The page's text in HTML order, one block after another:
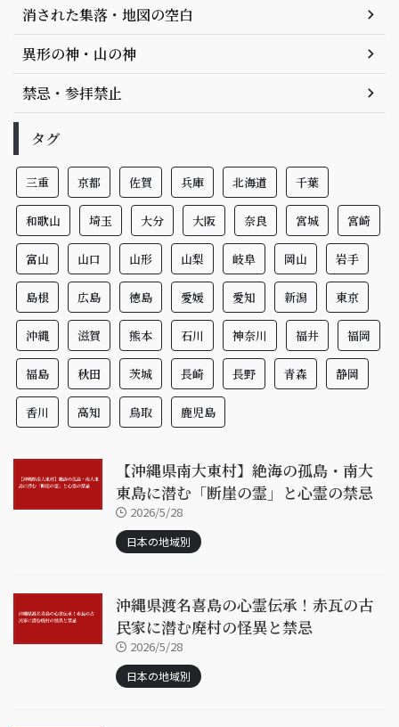
消された集落・地図の空白
異形の神・山の神
禁忌・参拝禁止
タグ
三重 京都 佐賀 兵庫 北海道 千葉
和歌山 埼玉 大分 大阪 奈良 宮城 宮崎
富山 山口 山形 山梨 岐阜 岡山 岩手
島根 広島 徳島 愛媛 愛知 新潟 東京
沖縄 滋賀 熊本 石川 神奈川 福井 福岡
福島 秋田 茨城 長崎 長野 青森 静岡
香川 高知 鳥取 鹿児島
【沖縄県南大東村】絶海の孤島・南大
東島に潜む「断崖の霊」と心霊の禁忌
2026/5/28
日本の地域別
沖縄県渡名喜島の心霊伝承！赤瓦の古
民家に潜む廃村の怪異と禁忌
2026/5/28
日本の地域別